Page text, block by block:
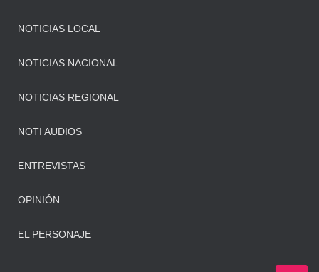
NOTICIAS LOCAL
NOTICIAS NACIONAL
NOTICIAS REGIONAL
NOTI AUDIOS
ENTREVISTAS
OPINIÓN
EL PERSONAJE